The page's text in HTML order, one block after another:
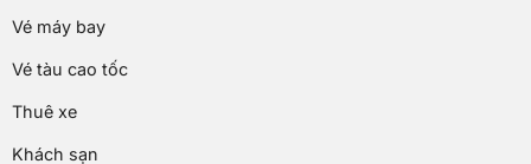
Vé máy bay
Vé tàu cao tốc
Thuê xe
Khách sạn